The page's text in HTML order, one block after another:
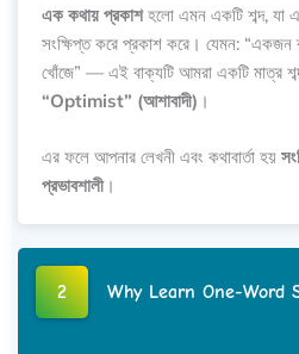
এক কথায় প্রকাশহলো এমন একটি শব্দ, যা
সংক্ষিপ্ত করে প্রকাশ করে। যেমন: “একজন
খোঁজে” — এই বাক্যটি আমরা একটি মাত্র শব্দ
“Optimist” (আশাবাদী) ।
এর ফলে আপনার লেখনী এবং কথাবার্তা হয়
প্রভাবশালী।
2 Why Learn One-Word